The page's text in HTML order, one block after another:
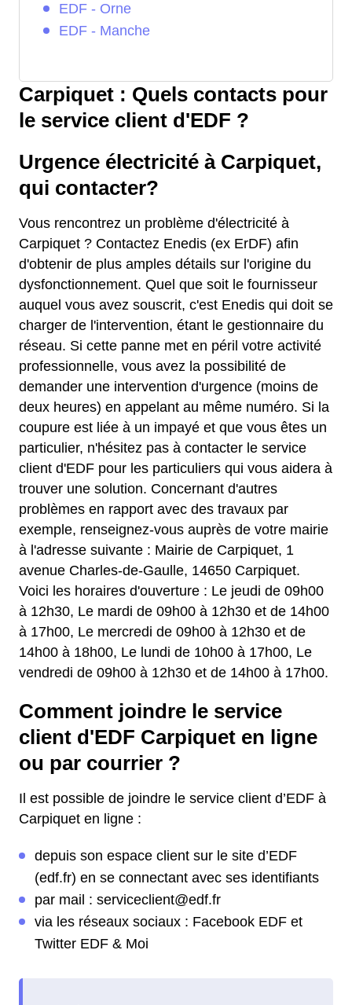
EDF - Orne
EDF - Manche
Carpiquet : Quels contacts pour
le service client d'EDF ?
Urgence électricité à Carpiquet,
qui contacter?
Vous rencontrez un problème d'électricité à
Carpiquet ? Contactez Enedis (ex ErDF) afin
d'obtenir de plus amples détails sur l'origine du
dysfonctionnement. Quel que soit le fournisseur
auquel vous avez souscrit, c'est Enedis qui doit se
charger de l'intervention, étant le gestionnaire du
réseau. Si cette panne met en péril votre activité
professionnelle, vous avez la possibilité de
demander une intervention d'urgence (moins de
deux heures) en appelant au même numéro. Si la
coupure est liée à un impayé et que vous êtes un
particulier, n'hésitez pas à contacter le service
client d'EDF pour les particuliers qui vous aidera à
trouver une solution. Concernant d'autres
problèmes en rapport avec des travaux par
exemple, renseignez-vous auprès de votre mairie
à l'adresse suivante : Mairie de Carpiquet, 1
avenue Charles-de-Gaulle, 14650 Carpiquet.
Voici les horaires d'ouverture : Le jeudi de 09h00
à 12h30, Le mardi de 09h00 à 12h30 et de 14h00
à 17h00, Le mercredi de 09h00 à 12h30 et de
14h00 à 18h00, Le lundi de 10h00 à 17h00, Le
vendredi de 09h00 à 12h30 et de 14h00 à 17h00.
Comment joindre le service
client d'EDF Carpiquet en ligne
ou par courrier ?
Il est possible de joindre le service client d’EDF à
Carpiquet en ligne :
depuis son espace client sur le site d’EDF
(edf.fr) en se connectant avec ses identifiants
par mail : serviceclient@edf.fr
via les réseaux sociaux : Facebook EDF et
Twitter EDF & Moi